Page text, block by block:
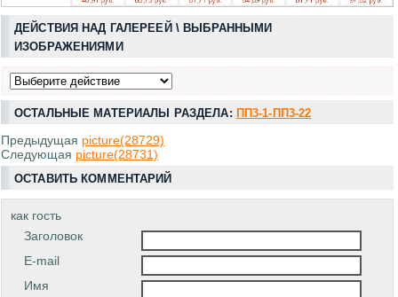
ДЕЙСТВИЯ НАД ГАЛЕРЕЕЙ \ ВЫБРАННЫМИ
ИЗОБРАЖЕНИЯМИ
ОСТАЛЬНЫЕ МАТЕРИАЛЫ РАЗДЕЛА: ПП3-1-ПП3-22
Предыдущая picture(28729)
Следующая picture(28731)
ОСТАВИТЬ КОММЕНТАРИЙ
как гость
Заголовок
E-mail
Имя